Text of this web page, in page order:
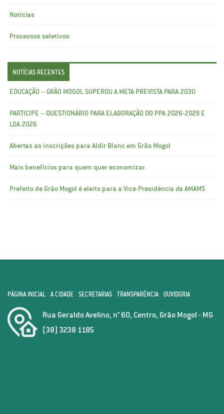
Notícias
Processos seletivos
NOTÍCIAS RECENTES
EDUCAÇÃO – GRÃO MOGOL SUPEROU A META PREVISTA PARA 2030
PARTICIPE – QUESTIONÁRIO PARA ELABORAÇÃO DO PPA 2026-2029 E
LOA 2026
Abertas as inscrições para Aldir Blanc em Grão Mogol
Mais benefícios para quem quer economizar.
Prefeito de Grão Mogol é eleito para a Vice-Presidência da AMAMS
PÁGINA INICIAL A CIDADE SECRETARIAS TRANSPARÊNCIA OUVIDORIA
Rua Geraldo Avelino, n° 60, Centro, Grão Mogol - MG
(38) 3238 1185